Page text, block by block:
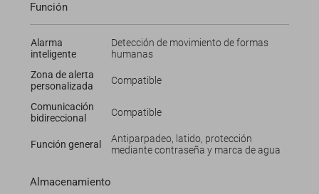
Función
Alarma
inteligente
Detección de movimiento de formas
humanas
Zona de alerta
personalizada
Compatible
Comunicación
bidireccional
Compatible
Función general
Antiparpadeo, latido, protección
mediante contraseña y marca de agua
Almacenamiento